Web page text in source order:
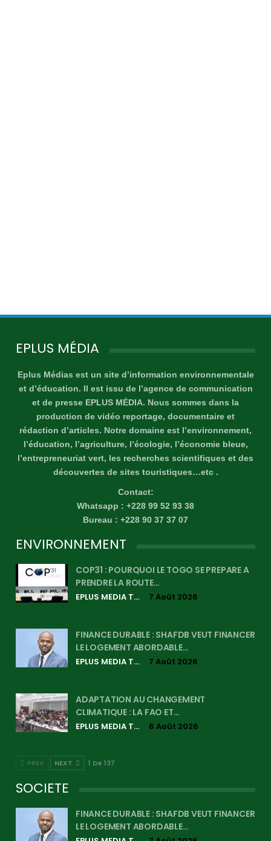
EPLUS MÉDIA
Eplus Médias est un site d’information environnementale
et d’éducation. Il est issu de l’agence de communication
et de presse EPLUS MÉDIA. Nous sommes dans la
production de vidéo reportage, documentaire et
rédaction d’articles. Notre domaine est l’environnement,
l’éducation, l’agriculture, l’écologie, l’économie bleue,
l’entrepreneuriat vert, les recherches scientifiques et des
découvertes de sites touristiques…etc .
Contact:
Whatsapp : +228 99 52 93 38
Bureau : +228 90 37 37 07
ENVIRONNEMENT
COP31 : POURQUOI LE TOGO SE PREPARE A
PRENDRE LA ROUTE…
EPLUS MEDIA TV 7 Août 2026
FINANCE DURABLE : SHAFDB VEUT FINANCER
LE LOGEMENT ABORDABLE…
EPLUS MEDIA TV 7 Août 2026
ADAPTATION AU CHANGEMENT
CLIMATIQUE : LA FAO ET…
EPLUS MEDIA TV 6 Août 2026
PREV NEXT 1 De 137
SOCIETE
FINANCE DURABLE : SHAFDB VEUT FINANCER
LE LOGEMENT ABORDABLE…